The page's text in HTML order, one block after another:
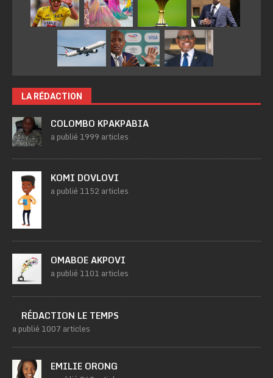
LA RÉDACTION
COLOMBO KPAKPABIA
a publié 1999 articles
KOMI DOVLOVI
a publié 1152 articles
OMABOE AKPOVI
a publié 1101 articles
RÉDACTION LE TEMPS
a publié 1007 articles
EMILIE ORONG